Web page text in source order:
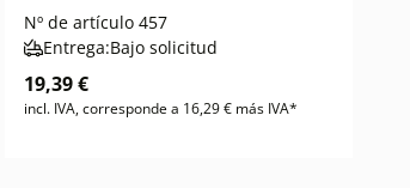
Nº de artículo457
Entrega:Bajo solicitud
19,39 €
incl. IVA, corresponde a 16,29 € más IVA*